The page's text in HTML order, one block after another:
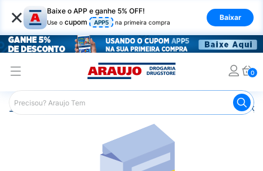
× Baixe o APP e ganhe 5% OFF!
Use o cupom APP5 na primeira compra
Baixar
0
Araujo Medicamentos Remédios para Alergias e